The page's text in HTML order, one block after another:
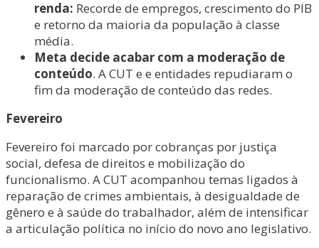
renda: Recorde de empregos, crescimento do PIB
e retorno da maioria da população à classe
média.
Meta decide acabar com a moderação de
conteúdo. A CUT e e entidades repudiaram o
fim da moderação de conteúdo das redes.
Fevereiro
Fevereiro foi marcado por cobranças por justiça
social, defesa de direitos e mobilização do
funcionalismo. A CUT acompanhou temas ligados à
reparação de crimes ambientais, à desigualdade de
gênero e à saúde do trabalhador, além de intensificar
a articulação política no início do novo ano legislativo.